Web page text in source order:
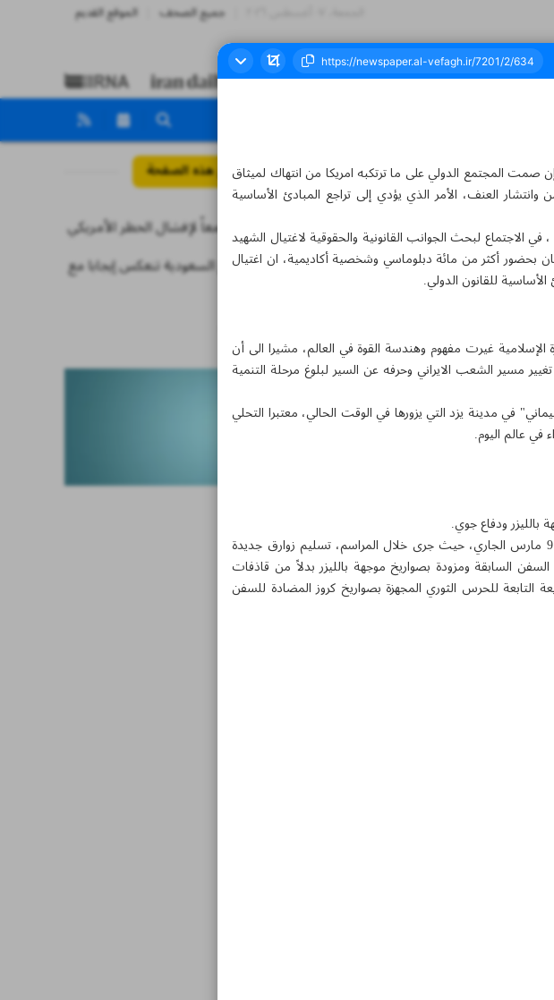
جميع الصحف الموقع القديم
مواضيع هذه الصفحة
علينا العمل معاً لإفشال الحظر الأمريكي
العلاقات مع السعودية تنعكس إيجابا مع
صمت المجتمع الدولي على ما ترتكبه امريكا من انتهاك لميثاق
العنف، الأمر الذي يؤدي إلى تراجع المبادئ الأساسية
الاجتماع لبحث الجوانب القانونية والحقوقية لاغتيال الشهيد
هامش الاجتماع الـ 52 لمجلس حقوق الإنسان بحضور أكثر من مائة دبلوماسي وشخصية أكاديمية، ان اغتيال
للقانون الدولي.
غيرت مفهوم وهندسة القوة في العالم، مشيرا الى أن
مسير الشعب الايراني وحرفه عن السير لبلوغ مرحلة التنمية
في مدينة يزد التي يزورها في الوقت الحالي، معتبرا التحلي
في عالم اليوم.
بالليزر ودفاع جوي.
وجرت المرحلة الثانية من تسليم معدات جديدة إلى بحرية الحرس الثوري جرت في 9 مارس الجاري، حيث جرى خلال المراسم، تسليم زوارق جديدة
السابقة ومزودة بصواريخ موجهة بالليزر بدلاً من قاذفات
التابعة للحرس الثوري المجهزة بصواريخ كروز المضادة للسفن